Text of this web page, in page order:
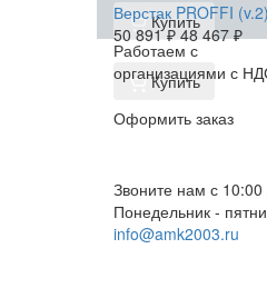
Купить
Верстак PROFFI
50 891₽ 48 467₽
Купить
Работаем с
организациями с
Оформить заказ
Звоните нам с
Понедельник -
info@amk2003.ru